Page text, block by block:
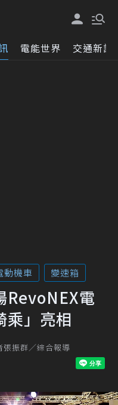
電能世界 交通新訊
動機車 變速箱
RevoNEX電
乘」亮相
振群／綜合報導